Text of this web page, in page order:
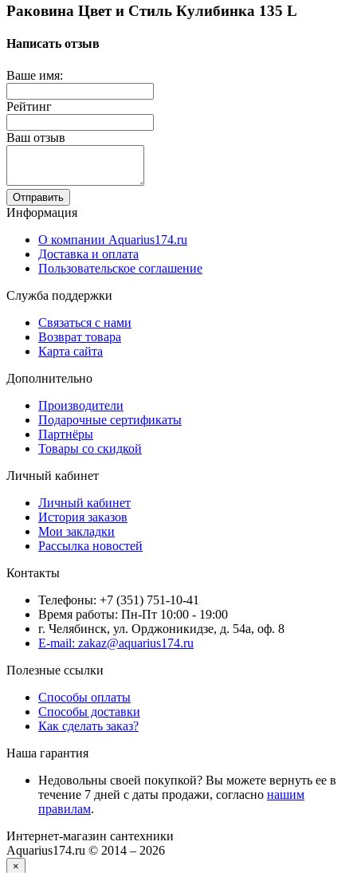
Раковина Цвет и Стиль Кулибинка 135 L
Написать отзыв
Ваше имя:
Рейтинг
Ваш отзыв
Отправить
Информация
О компании Aquarius174.ru
Доставка и оплата
Пользовательское соглашение
Служба поддержки
Связаться с нами
Возврат товара
Карта сайта
Дополнительно
Производители
Подарочные сертификаты
Партнёры
Товары со скидкой
Личный кабинет
Личный кабинет
История заказов
Мои закладки
Рассылка новостей
Контакты
Телефоны: +7 (351) 751-10-41
Время работы: Пн-Пт 10:00 - 19:00
г. Челябинск, ул. Орджоникидзе, д. 54а, оф. 8
E-mail: zakaz@aquarius174.ru
Полезные ссылки
Способы оплаты
Способы доставки
Как сделать заказ?
Наша гарантия
Недовольны своей покупкой? Вы можете вернуть ее в
течение 7 дней с даты продажи, согласно нашим
правилам.
Интернет-магазин сантехники
Aquarius174.ru © 2014 – 2026
×